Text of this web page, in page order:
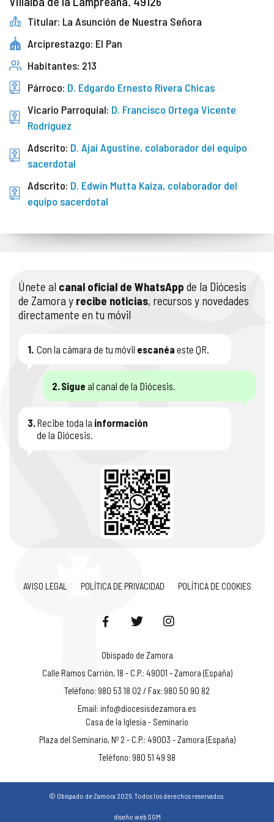
Titular: La Asunción de Nuestra Señora
Arciprestazgo: El Pan
Habitantes: 213
Párroco: D. Edgardo Ernesto Rivera Chicas
Vicario Parroquial: D. Francisco Ortega Vicente
Rodríguez
Adscrito: D. Ajai Agustine, colaborador del equipo
sacerdotal
Adscrito: D. Edwin Mutta Kaiza, colaborador del
equipo sacerdotal
Únete al canal oficial de WhatsApp de la Diócesis
de Zamora y recibe noticias, recursos y novedades
directamente en tu móvil
1. Con la cámara de tu móvil escanéa este QR.
2.Sigue al canal de la Diócesis.
3.Recibe toda la información
de la Diócesis.
AVISO LEGAL POLÍTICA DE PRIVACIDAD POLÍTICA DE COOKIES
Obispado de Zamora
Calle Ramos Carrión, 18 - C.P.: 49001 - Zamora (España)
Teléfono: 980 53 18 02 / Fax: 980 50 90 82
Email: info@diocesisdezamora.es
Casa de la Iglesia - Seminario
Plaza del Seminario, Nº 2 - C.P.: 49003 - Zamora (España)
Teléfono: 980 51 49 98
© Obispado de Zamora 2026. Todos los derechos reservados.
diseño web SGM